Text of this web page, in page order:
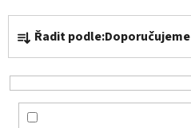
Ř
z
e
Řadit podle:Doporučujeme